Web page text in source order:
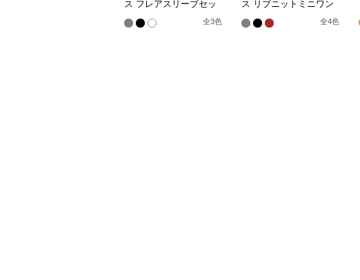
ス フレアスリーブセッ
全3色
ス リブニットミニワン
全4色